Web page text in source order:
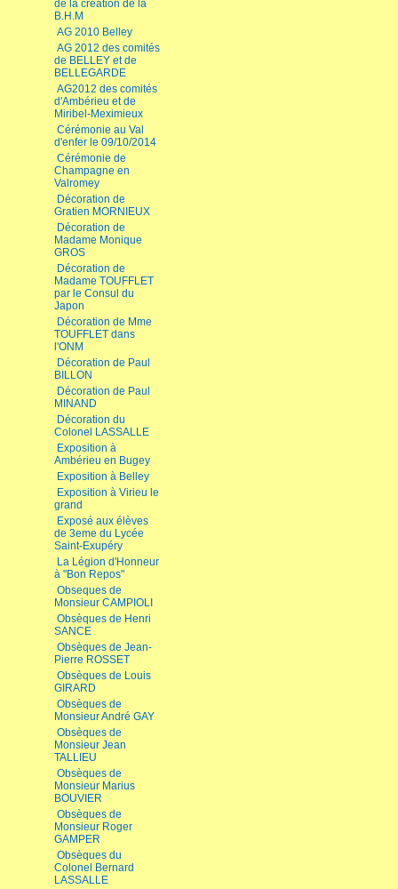
de la création de la
B.H.M
AG 2010 Belley
AG 2012 des comités
de BELLEY et de
BELLEGARDE
AG2012 des comités
d'Ambérieu et de
Miribel-Meximieux
Cérémonie au Val
d'enfer le 09/10/2014
Cérémonie de
Champagne en
Valromey
Décoration de
Gratien MORNIEUX
Décoration de
Madame Monique
GROS
Décoration de
Madame TOUFFLET
par le Consul du
Japon
Décoration de Mme
TOUFFLET dans
l'ONM
Décoration de Paul
BILLON
Décoration de Paul
MINAND
Décoration du
Colonel LASSALLE
Exposition à
Ambérieu en Bugey
Exposition à Belley
Exposition à Virieu le
grand
Exposé aux élèves
de 3eme du Lycée
Saint-Exupéry
La Légion d'Honneur
à "Bon Repos"
Obseques de
Monsieur CAMPIOLI
Obsèques de Henri
SANCE
Obsèques de Jean-
Pierre ROSSET
Obsèques de Louis
GIRARD
Obsèques de
Monsieur André GAY
Obsèques de
Monsieur Jean
TALLIEU
Obsèques de
Monsieur Marius
BOUVIER
Obsèques de
Monsieur Roger
GAMPER
Obsèques du
Colonel Bernard
LASSALLE